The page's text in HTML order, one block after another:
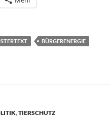
BÜRGERENERGIE
,TIERSCHUTZ